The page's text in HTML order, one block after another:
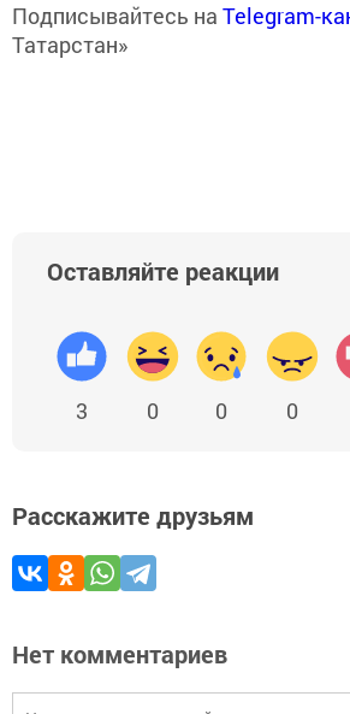
Подписывайтесь на Telegram-
Татарстан»
Оставляйте реакции
3 0 0 0
Расскажите друзьям
Нет комментариев